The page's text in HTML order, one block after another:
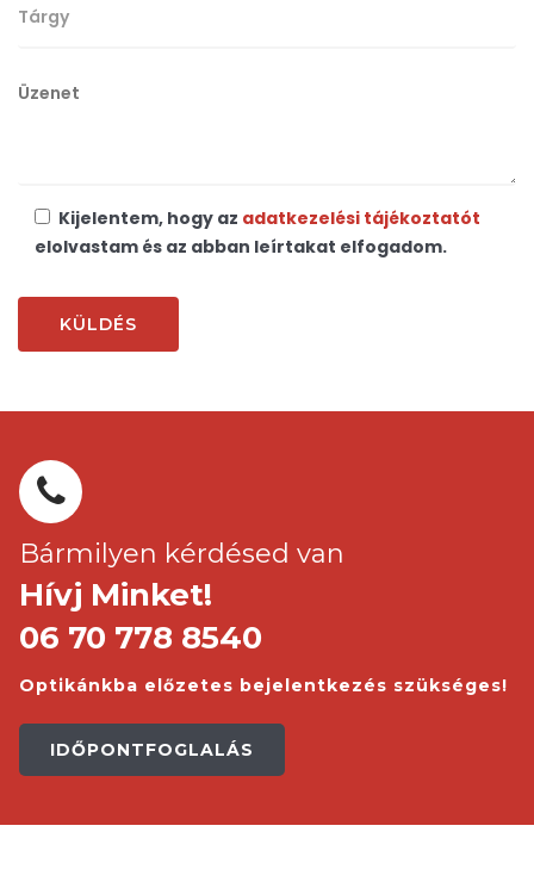
Kijelentem, hogy az adatkezelési tájékoztatót
elolvastam és az abban leírtakat elfogadom.
Bármilyen kérdésed van
Hívj Minket!
06 70 778 8540
Optikánkba előzetes bejelentkezés szükséges!
IDŐPONTFOGLALÁS